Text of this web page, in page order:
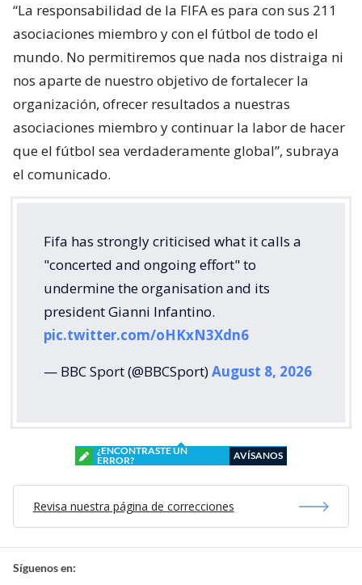
“La responsabilidad de la FIFA es para con sus 211
asociaciones miembro y con el fútbol de todo el
mundo. No permitiremos que nada nos distraiga ni
nos aparte de nuestro objetivo de fortalecer la
organización, ofrecer resultados a nuestras
asociaciones miembro y continuar la labor de hacer
que el fútbol sea verdaderamente global”, subraya
el comunicado.
Fifa has strongly criticised what it calls a
"concerted and ongoing effort" to
undermine the organisation and its
president Gianni Infantino.
pic.twitter.com/oHKxN3Xdn6
— BBC Sport (@BBCSport)August 8, 2026
¿ENCONTRASTE UN
ERROR?
AVÍSANOS
Revisa nuestra página de correcciones
Síguenos en: